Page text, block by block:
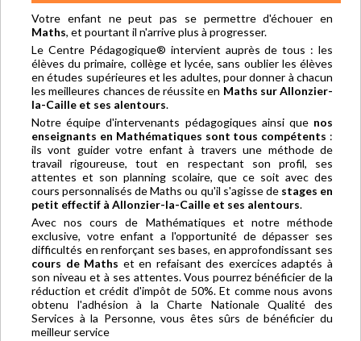
Votre enfant ne peut pas se permettre d'échouer en
Maths, et pourtant il n'arrive plus à progresser.
Le Centre Pédagogique® intervient auprès de tous : les
élèves du primaire, collège et lycée, sans oublier les élèves
en études supérieures et les adultes, pour donner à chacun
les meilleures chances de réussite en Maths sur Allonzier-
la-Caille et ses alentours.
Notre équipe d'intervenants pédagogiques ainsi que nos
enseignants en Mathématiques sont tous compétents :
ils vont guider votre enfant à travers une méthode de
travail rigoureuse, tout en respectant son profil, ses
attentes et son planning scolaire, que ce soit avec des
cours personnalisés de Maths ou qu'il s'agisse de stages en
petit effectif à Allonzier-la-Caille et ses alentours.
Avec nos cours de Mathématiques et notre méthode
exclusive, votre enfant a l'opportunité de dépasser ses
difficultés en renforçant ses bases, en approfondissant ses
cours de Maths et en refaisant des exercices adaptés à
son niveau et à ses attentes. Vous pourrez bénéficier de la
réduction et crédit d'impôt de 50%. Et comme nous avons
obtenu l'adhésion à la Charte Nationale Qualité des
Services à la Personne, vous êtes sûrs de bénéficier du
meilleur service